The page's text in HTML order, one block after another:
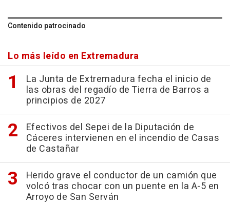
Contenido patrocinado
Lo más leído en Extremadura
La Junta de Extremadura fecha el inicio de
las obras del regadío de Tierra de Barros a
principios de 2027
Efectivos del Sepei de la Diputación de
Cáceres intervienen en el incendio de Casas
de Castañar
Herido grave el conductor de un camión que
volcó tras chocar con un puente en la A-5 en
Arroyo de San Serván